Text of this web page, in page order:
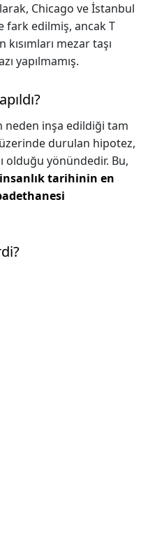
Chicago ve İstanbul
fark edilmiş, ancak T
mezar taşı
yapılmamış.
neden inşa edildiği tam
durulan hipotez,
olduğu yönündedir. Bu,
insanlık tarihinin en